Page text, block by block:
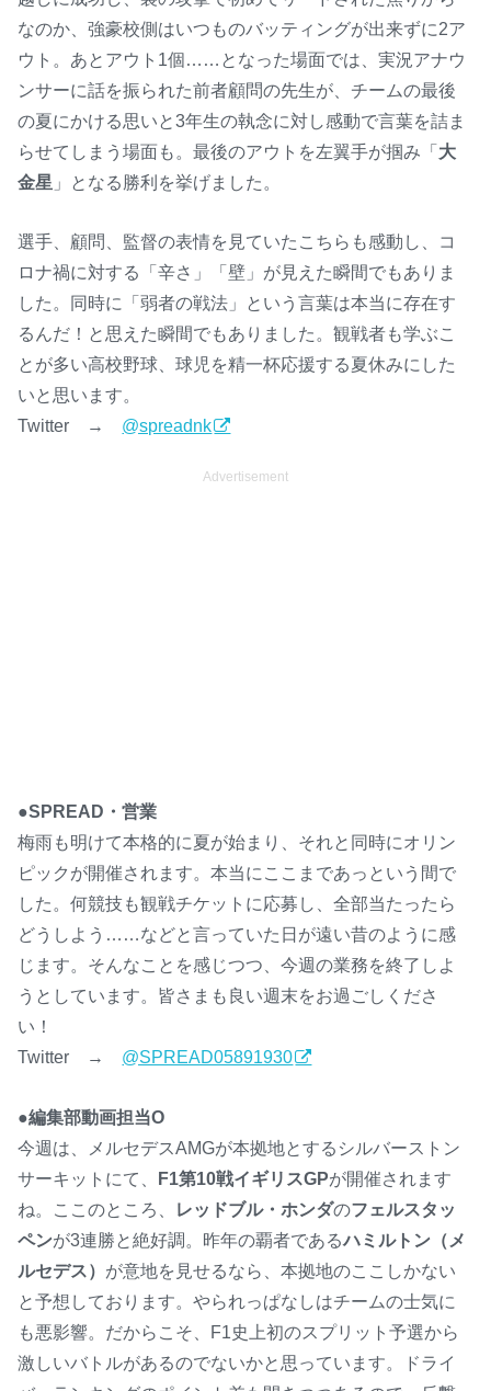
なのか、強豪校側はいつものバッティングが出来ずに2ア
ウト。あとアウト1個……となった場面では、実況アナウ
ンサーに話を振られた前者顧問の先生が、チームの最後
の夏にかける思いと3年生の執念に対し感動で言葉を詰ま
らせてしまう場面も。最後のアウトを左翼手が掴み「大
金星 」となる勝利を挙げました。
選手、顧問、監督の表情を見ていたこちらも感動し、コ
ロナ禍に対する「辛さ」「壁」が見えた瞬間でもありま
した。同時に「弱者の戦法」という言葉は本当に存在す
るんだ！と思えた瞬間でもありました。観戦者も学ぶこ
とが多い高校野球、球児を精一杯応援する夏休みにした
いと思います。
Twitter → @spreadnk
Advertisement
●SPREAD・営業
梅雨も明けて本格的に夏が始まり、それと同時にオリン
ピックが開催されます。本当にここまであっという間で
した。何競技も観戦チケットに応募し、全部当たったら
どうしよう……などと言っていた日が遠い昔のように感
じます。そんなことを感じつつ、今週の業務を終了しよ
うとしています。皆さまも良い週末をお過ごしくださ
い！
Twitter → @SPREAD05891930
●編集部動画担当O
今週は、メルセデスAMGが本拠地とするシルバーストン
サーキットにて、 F1第10戦イギリスGPが開催されます
ね。ここのところ、 レッドブル・ホンダのフェルスタッ
ペンが3連勝と絶好調。昨年の覇者であるハミルトン（メ
ルセデス） が意地を見せるなら、本拠地のここしかない
と予想しております。やられっぱなしはチームの士気に
も悪影響。だからこそ、F1史上初のスプリット予選から
激しいバトルがあるのでないかと思っています。ドライ